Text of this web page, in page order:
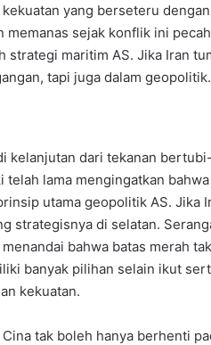
yang berseteru
memanas sejak konflik ini
strategi maritim AS. Jika Iran
tapi juga dalam geopolitik.
kelanjutan dari tekanan
lama mengingatkan
utama geopolitik AS. Jika
strategisnya di selatan.
bahwa batas merah
banyak pilihan selain ikut
kekuatan.
tak boleh hanya berhenti